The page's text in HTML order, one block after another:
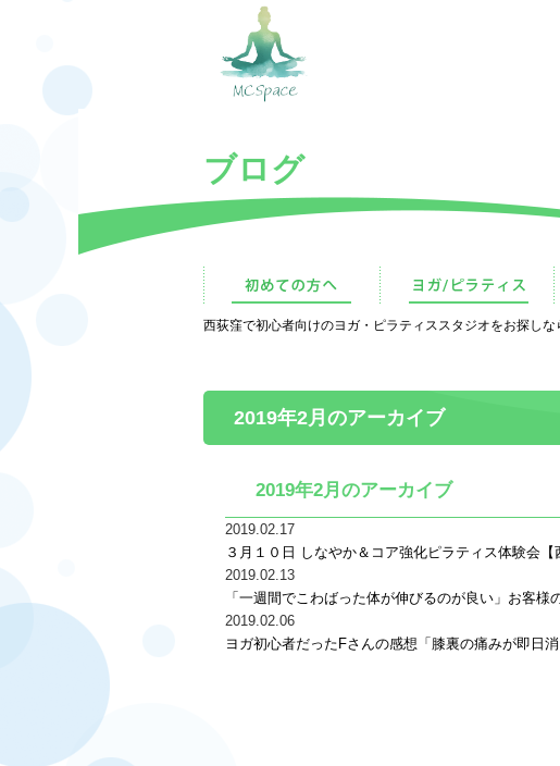
ブログ
西荻窪で初心者向けのヨガ・ピラティススタジオをお探し
2019年2月のアーカイブ
2019年2月のアーカイブ
2019.02.17
３月１０日 しなやか＆コア強化ピラティス体験会【
2019.02.13
「一週間でこわばった体が伸びるのが良い」お客
2019.02.06
ヨガ初心者だったFさんの感想「膝裏の痛みが即日